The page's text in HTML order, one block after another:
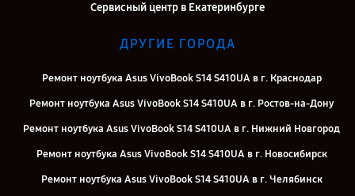
Сервисный центр в Екатеринбурге
ДРУГИЕ ГОРОДА
Ремонт ноутбука Asus VivoBook S14 S410UA в г. Краснодар
Ремонт ноутбука Asus VivoBook S14 S410UA в г. Ростов-на-Дону
Ремонт ноутбука Asus VivoBook S14 S410UA в г. Нижний Новгород
Ремонт ноутбука Asus VivoBook S14 S410UA в г. Новосибирск
Ремонт ноутбука Asus VivoBook S14 S410UA в г. Челябинск